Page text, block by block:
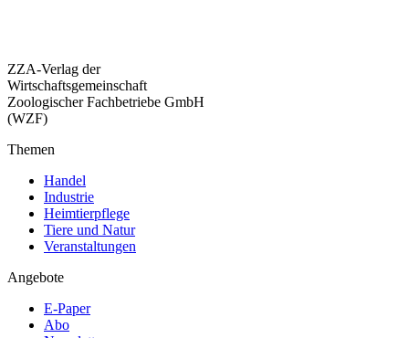
ZZA-Verlag der
Wirtschaftsgemeinschaft
Zoologischer Fachbetriebe GmbH
(WZF)
Themen
Handel
Industrie
Heimtierpflege
Tiere und Natur
Veranstaltungen
Angebote
E-Paper
Abo